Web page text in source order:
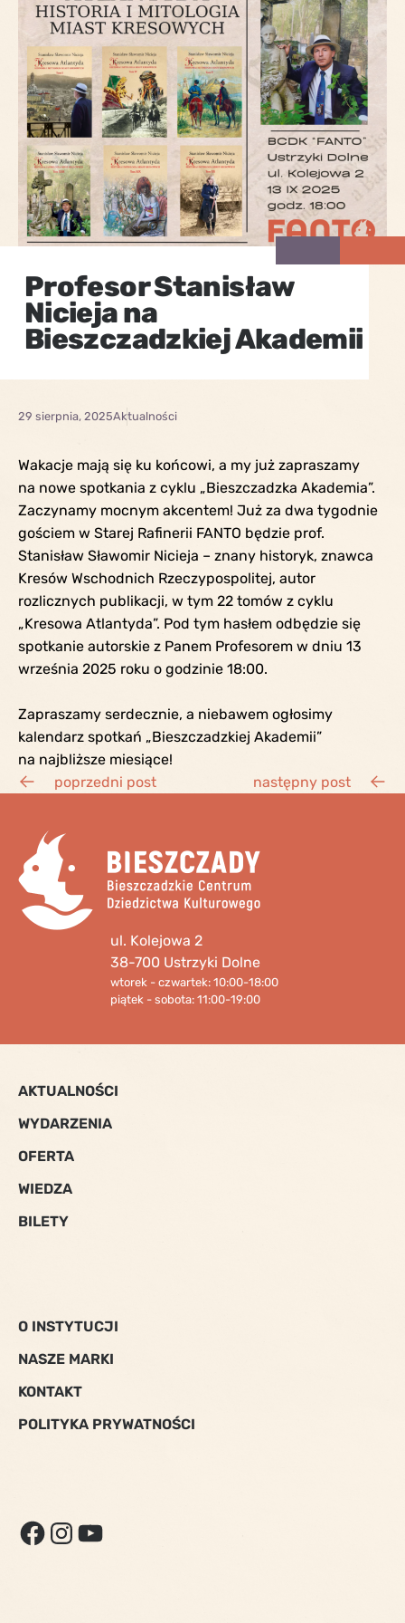
Profesor Stanisław
Nicieja na
Bieszczadzkiej Akademii
29 sierpnia, 2025Aktualności
Wakacje mają się ku końcowi, a my już zapraszamy
na nowe spotkania z cyklu „Bieszczadzka Akademia”.
Zaczynamy mocnym akcentem! Już za dwa tygodnie
gościem w Starej Rafinerii FANTO będzie prof.
Stanisław Sławomir Nicieja – znany historyk, znawca
Kresów Wschodnich Rzeczypospolitej, autor
rozlicznych publikacji, w tym 22 tomów z cyklu
„Kresowa Atlantyda”. Pod tym hasłem odbędzie się
spotkanie autorskie z Panem Profesorem w dniu 13
września 2025 roku o godzinie 18:00.
Zapraszamy serdecznie, a niebawem ogłosimy
kalendarz spotkań „Bieszczadzkiej Akademii”
na najbliższe miesiące!
poprzedni post
następny post
ul. Kolejowa 2
38-700 Ustrzyki Dolne
wtorek - czwartek: 10:00-18:00
piątek - sobota: 11:00-19:00
AKTUALNOŚCI
WYDARZENIA
OFERTA
WIEDZA
BILETY
O INSTYTUCJI
NASZE MARKI
KONTAKT
POLITYKA PRYWATNOŚCI
FACEBOOK
INSTAGRAM